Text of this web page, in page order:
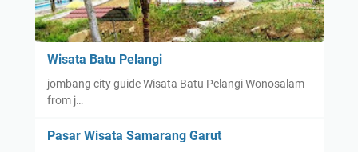
Wisata Batu Pelangi
jombang city guide Wisata Batu Pelangi Wonosalam
from j…
Pasar Wisata Samarang Garut